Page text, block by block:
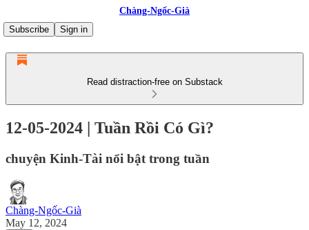
Chàng-Ngốc-Già
Subscribe
Sign in
Read distraction-free on Substack
12-05-2024 | Tuần Rồi Có Gì?
chuyện Kinh-Tài nổi bật trong tuần
Chàng-Ngốc-Già
May 12, 2024